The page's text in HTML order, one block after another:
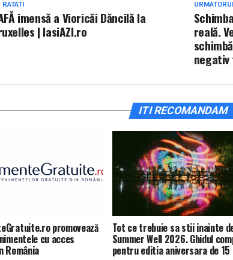
reală.
negativ
RATATI
imensă a Vioricăi Dăncilă la
| IasiAZI.ro
ITI RECOMANDAM
promovează
cu acces
România
Tot ce trebuie sa stii inainte
Summer Well 2026. Ghidul
pentru editia aniversara de 15